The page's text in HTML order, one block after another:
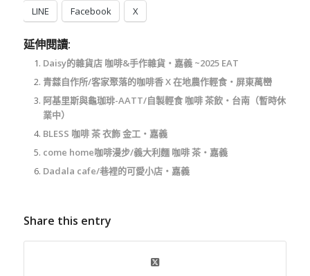
LINE Facebook X
延伸閱讀:
Daisy的雜貨店 咖啡&手作雜貨‧嘉義 ~2025 EAT
青㵘自作所/客家聚落的咖啡香 X 在地農作輕食‧屏東萬巒
阿基里斯與龜珈琲-AATT/自製輕食 咖啡 茶飲‧台南（暫時休
業中）
BLESS 咖啡 茶 衣飾 金工‧嘉義
come home咖啡漫步/義大利麵 咖啡 茶‧嘉義
Dadala cafe/巷裡的可愛小店‧嘉義
Share this entry